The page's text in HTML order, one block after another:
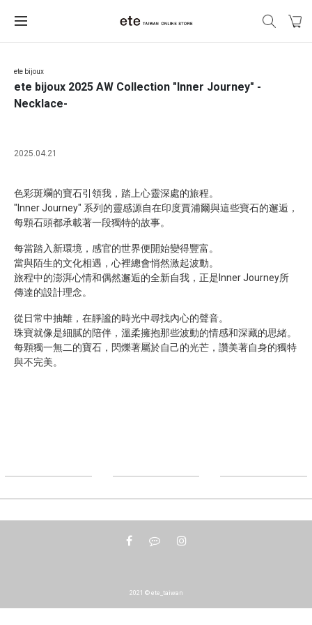
ete bijoux
ete bijoux 2025 AW Collection "Inner Journey" -
Necklace-
2025.04.21
色彩斑斕的寶石引領我，踏上心靈深處的旅程。
"Inner Journey" 系列的靈感源自在印度賈浦爾與這些寶石的邂逅，
每顆石頭都承載著一段獨特的故事。
每當踏入新環境，感官的世界便開始變得豐富。
當與陌生的文化相遇，心裡總會悄然激起波動。
旅程中的澎湃心情和偶然邂逅的全新自我，正是Inner Journey所
傳達的設計理念。
從日常中抽離，在靜謐的時光中尋找內心的聲音。
珠寶就像是細膩的陪伴，溫柔擁抱那些波動的情感和深藏的思緒。
每顆獨一無二的寶石，閃爍著屬於自己的光芒，讚美著自身的獨特
與不完美。
2021 © ete_taiwan